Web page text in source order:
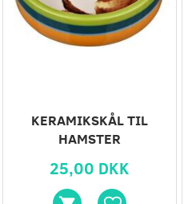
KERAMIKSKÅL TIL
HAMSTER
25,00 DKK